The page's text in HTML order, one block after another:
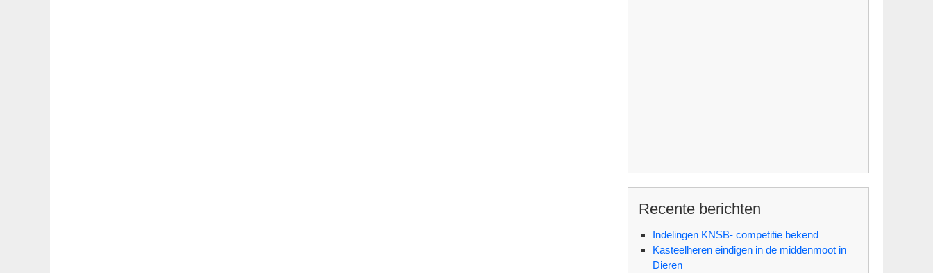
Recente berichten
Indelingen KNSB- competitie bekend
Kasteelheren eindigen in de middenmoot in
Dieren